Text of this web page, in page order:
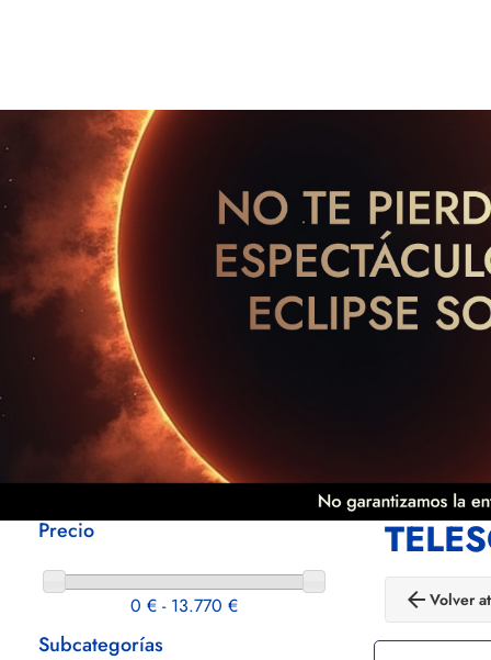
Precio
0 € - 13.770 €
Subcategorías
arrow_back Volver